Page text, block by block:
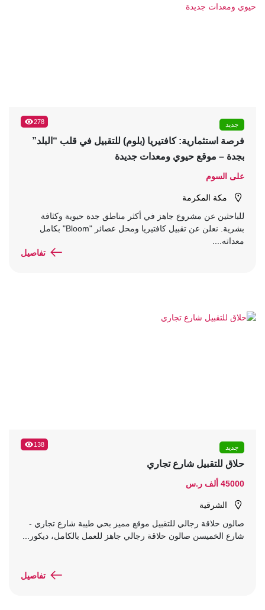
278 جديد
فرصة استثمارية: كافتيريا (بلوم) للتقبيل في قلب “البلد”
بجدة – موقع حيوي ومعدات جديدة
على السوم
مكة المكرمة
للباحثين عن مشروع جاهز في أكثر مناطق جدة حيوية وكثافة
بشرية. نعلن عن تقبيل كافتيريا ومحل عصائر "Bloom" بكامل
معداته....
تفاصيل
138 جديد
حلاق للتقبيل شارع تجاري
45000 ألف ر.س
الشرقية
صالون حلاقة رجالي للتقبيل موقع مميز بحي طيبة شارع تجاري -
شارع الخميسن صالون حلاقة رجالي جاهز للعمل بالكامل، ديكور...
تفاصيل